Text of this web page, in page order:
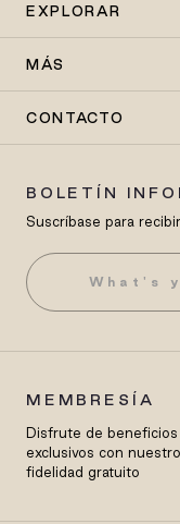
EXPLORAR
MÁS
CONTACTO
BOLETÍN
Suscríbase para
MEMBRESÍA
Disfrute de
exclusivos con
fidelidad gratuito